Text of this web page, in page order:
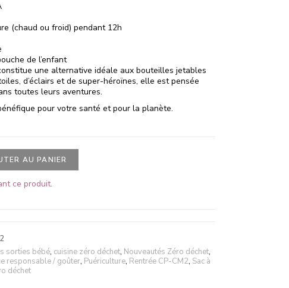
(chaud ou froid) pendant 12h
de l’enfant
une alternative idéale aux bouteilles jetables
d’éclairs et de super-héroïnes, elle est pensée
toutes leurs aventures.
pour votre santé et pour la planète.
AU PANIER
ce produit.
sorties bébé, cuisine zéro déchet, Nouveautés Zéro déchet,
responsable / goûter, Puériculture, Rentrée CP-CM2, Sac à
déchet